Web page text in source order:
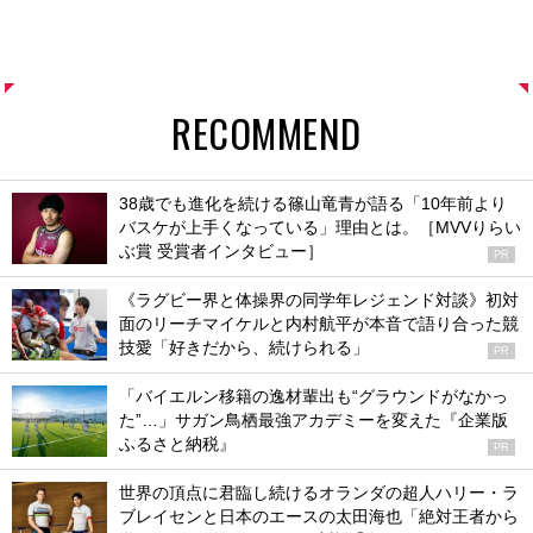
RECOMMEND
38歳でも進化を続ける篠山竜青が語る「10年前より
バスケが上手くなっている」理由とは。［MVVりらい
ぶ賞 受賞者インタビュー］
PR
《ラグビー界と体操界の同学年レジェンド対談》初対
面のリーチマイケルと内村航平が本音で語り合った競
技愛「好きだから、続けられる」
PR
「バイエルン移籍の逸材輩出も“グラウンドがなかっ
た”…」サガン鳥栖最強アカデミーを変えた『企業版
ふるさと納税』
PR
世界の頂点に君臨し続けるオランダの超人ハリー・ラ
ブレイセンと日本のエースの太田海也「絶対王者から